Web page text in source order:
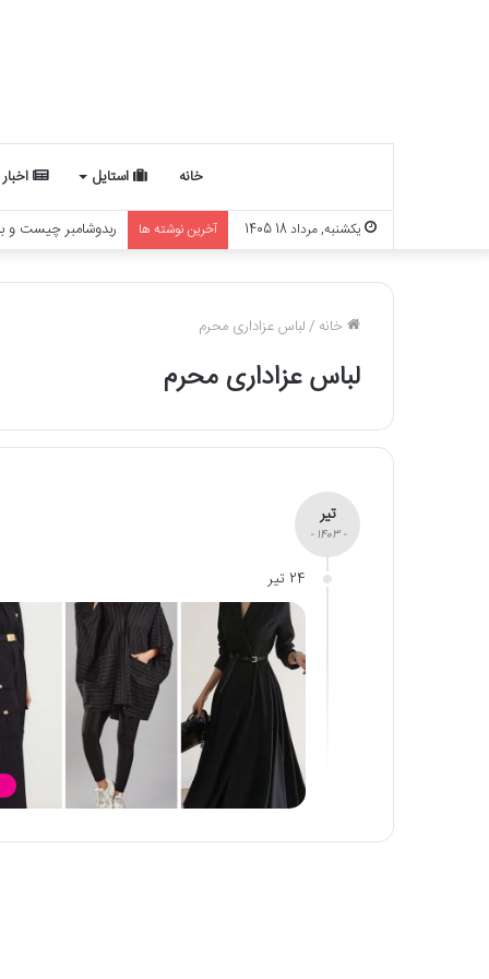
خانه استایل اخبار
یکشنبه, مرداد 18 1405 آخرین نوشته ها ربدوشامبر چیست و
خانه /لباس عزاداری محرم
لباس عزاداری محرم
تیر
- 1403 -
24 تیر